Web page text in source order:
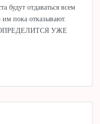
будут отдаваться всем
пока отказывают.
УЖЕ